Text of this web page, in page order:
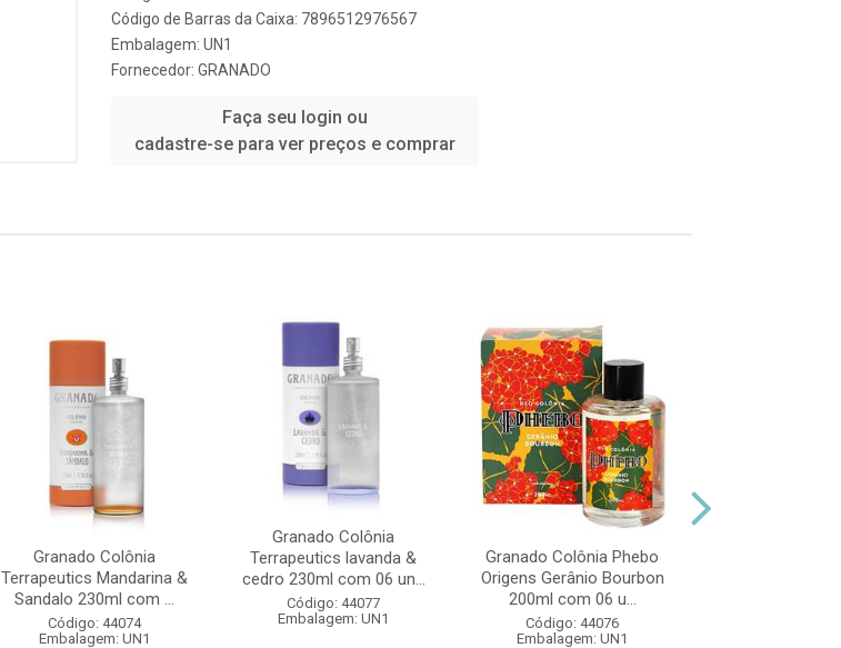
Código de Barras da Caixa: 7896512976567
Embalagem: UN1
Fornecedor: GRANADO
Faça seu login ou
cadastre-se para ver preços e comprar
Granado Colônia
Terrapeutics Mandarina &
Sandalo 230ml com ...
Código: 44074
Embalagem: UN1
Granado Colônia
Terrapeutics lavanda &
cedro 230ml com 06 un...
Código: 44077
Embalagem: UN1
Granado Colônia Phebo
Origens Gerânio Bourbon
200ml com 06 u...
Código: 44076
Embalagem: UN1